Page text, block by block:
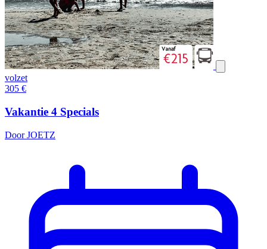
volzet
305 €
Vakantie 4 Specials
Door JOETZ